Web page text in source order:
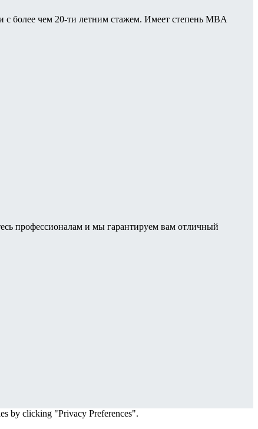
более чем 20-ти летним стажем. Имеет степень MBA
профессионалам и мы гарантируем вам отличный
by clicking "Privacy Preferences".